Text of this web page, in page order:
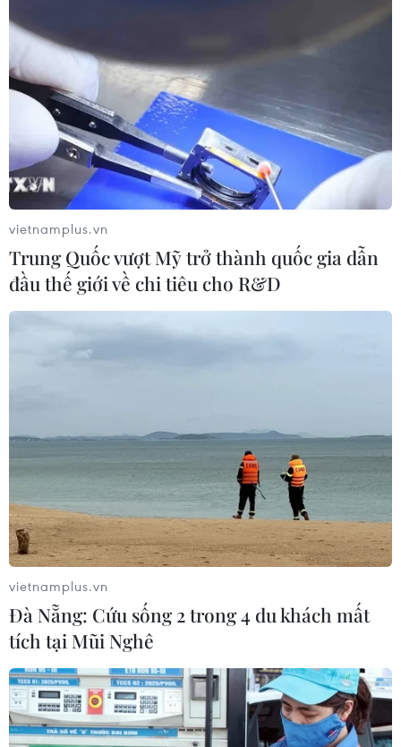
vietnamplus.vn
Trung Quốc vượt Mỹ trở thành quốc gia dẫn
đầu thế giới về chi tiêu cho R&D
vietnamplus.vn
Đà Nẵng: Cứu sống 2 trong 4 du khách mất
tích tại Mũi Nghê